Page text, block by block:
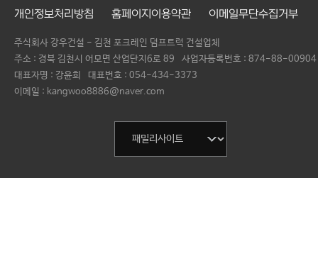
개인정보처리방침 홈페이지이용약관 이메일무단수집거부
주식회사 강우건설 - 김천 포크레인 덤프트럭 건설업체
주소 : 경북 김천시 어모면 산업단지6로 89
사업자등록번호 : 874-88-00904
대표자명 : 강윤희 대표번호 : 054-434-3373
이메일 : kangwoo8886@naver.com